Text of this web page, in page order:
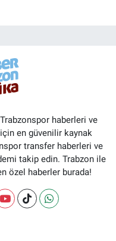
haberleri ve
en güvenilir kaynak
transfer haberleri ve
takip edin. Trabzon ile
özel haberler burada!